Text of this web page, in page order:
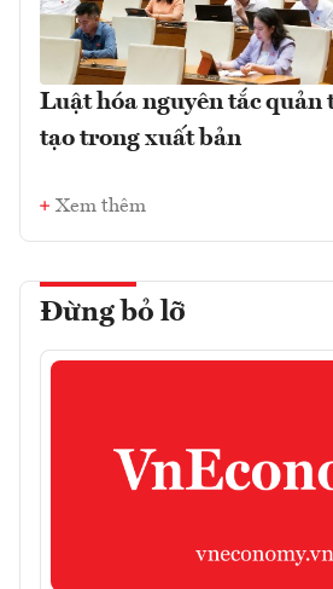
Luật hóa nguyên tắc
tạo trong xuất bản
Xem thêm
Đừng bỏ lỡ